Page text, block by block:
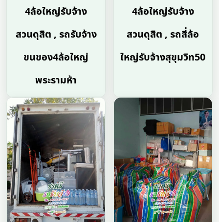
4ล้อใหญ่รับจ้าง
สวนดุสิต , รถรับจ้าง
ขนของ4ล้อใหญ่
พระรามห้า
4ล้อใหญ่รับจ้าง
สวนดุสิต , รถสี่ล้อ
ใหญ่รับจ้างสุขุมวิท50